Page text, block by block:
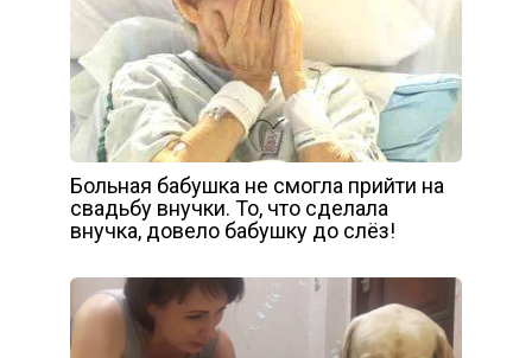
Больная бабушка не смогла прийти на
свадьбу внучки. То, что сделала
внучка, довело бабушку до слёз!